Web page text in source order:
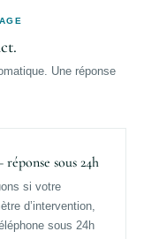
Une réponse
sous 24h
si votre
d’intervention,
sous 24h